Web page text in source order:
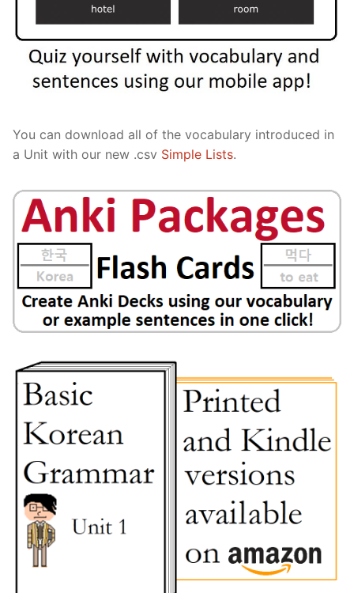
You can download all of the vocabulary introduced in
a Unit with our new .csv Simple Lists.